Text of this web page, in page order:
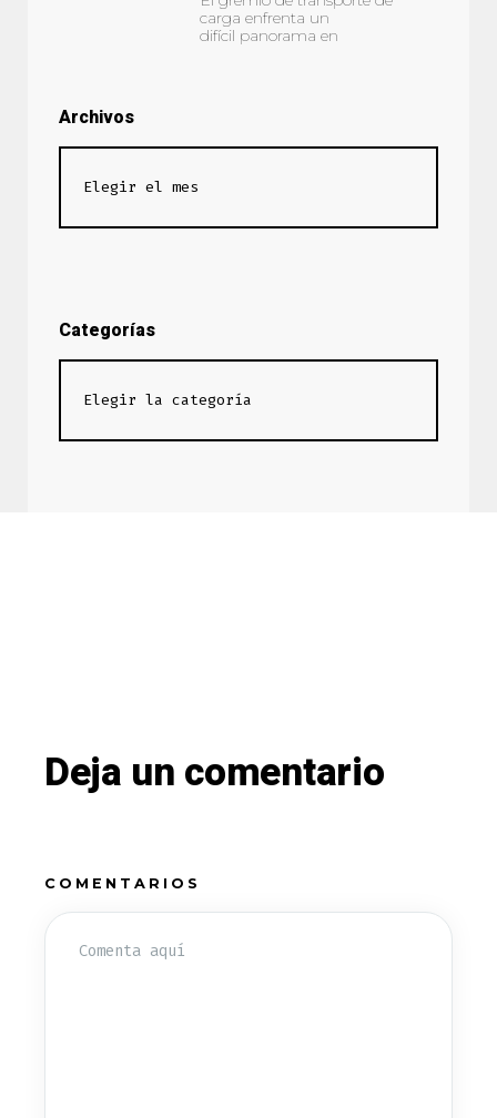
carga enfrenta un
difícil panorama en
Archivos
Categorías
Deja un comentario
COMENTARIOS